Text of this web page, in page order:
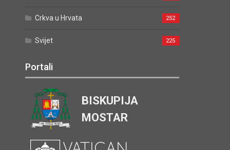
Crkva u Hrvata 252
Svijet 225
Portali
BISKUPIJA
MOSTAR